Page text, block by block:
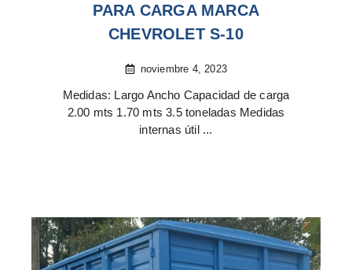
PARA CARGA MARCA
CHEVROLET S-10
noviembre 4, 2023
Medidas: Largo Ancho Capacidad de carga
2.00 mts 1.70 mts 3.5 toneladas Medidas
internas útil ...